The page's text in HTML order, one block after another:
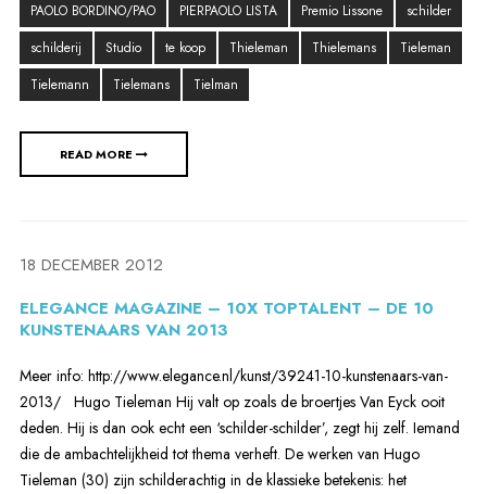
PAOLO BORDINO/PAO
PIERPAOLO LISTA Premio Lissone
schilder
schilderij
Studio te koop Thieleman Thielemans
Tieleman
Tielemann
Tielemans Tielman
READ MORE
18 DECEMBER 2012
ELEGANCE MAGAZINE – 10X TOPTALENT – DE 10
KUNSTENAARS VAN 2013
Meer info: http://www.elegance.nl/kunst/39241-10-kunstenaars-van-
2013/ Hugo Tieleman Hij valt op zoals de broertjes Van Eyck ooit
deden. Hij is dan ook echt een ‘schilder-schilder’, zegt hij zelf. Iemand
die de ambachtelijkheid tot thema verheft. De werken van Hugo
Tieleman (30) zijn schilderachtig in de klassieke betekenis: het